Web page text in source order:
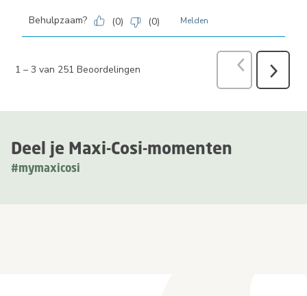
Deel je Maxi-Cosi-momenten
#mymaxicosi
Behulpzaam? (0) (0) Melden
1 – 3 van 251 Beoordelingen Vorige